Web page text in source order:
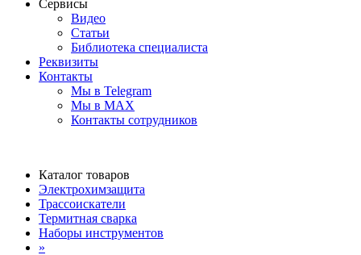
Сервисы
Видео
Статьи
Библиотека специалиста
Реквизиты
Контакты
Мы в Telegram
Мы в MAX
Контакты сотрудников
Каталог товаров
Электрохимзащита
Трассоискатели
Термитная сварка
Наборы инструментов
»